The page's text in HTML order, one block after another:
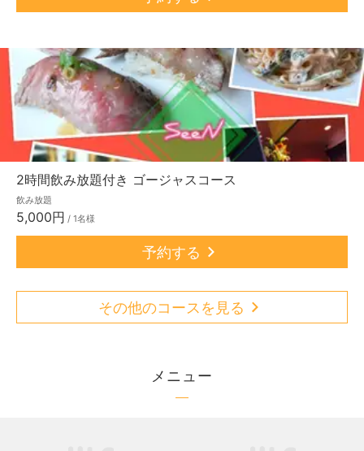
2時間飲み放題付き ゴージャスコース
飲み放題
5,000円 / 1名様
予約する
その他のコースを見る
メニュー